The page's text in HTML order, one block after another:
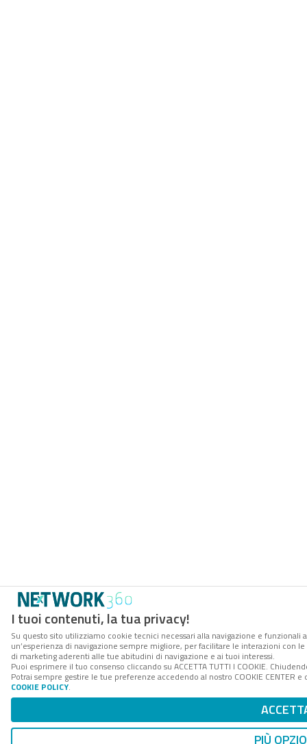
I tuoi contenuti, la tua privacy!
Su questo sito utilizziamo cookie tecnici necessari alla navigazione e
un’esperienza di navigazione sempre migliore, per facilitare le interazioni con
di marketing aderenti alle tue abitudini di navigazione e ai tuoi interessi.
Puoi esprimere il tuo consenso cliccando su ACCETTA TUTTI I COOKIE.
Potrai sempre gestire le tue preferenze accedendo al nostro COOKIE
COOKIE POLICY.
PIÙ